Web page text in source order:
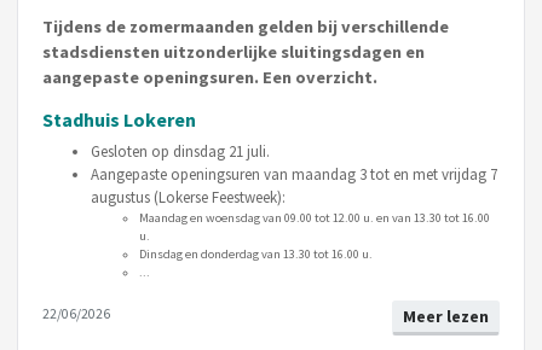
Tijdens de zomermaanden gelden bij verschillende
stadsdiensten uitzonderlijke sluitingsdagen en
aangepaste openingsuren. Een overzicht.
Stadhuis Lokeren
Gesloten op dinsdag 21 juli.
Aangepaste openingsuren van maandag 3 tot en met vrijdag 7
augustus (Lokerse Feestweek):
Maandag en woensdag van 09.00 tot 12.00 u. en van 13.30 tot 16.00
u.
Dinsdag en donderdag van 13.30 tot 16.00 u.
...
Meer lezen
22/06/2026